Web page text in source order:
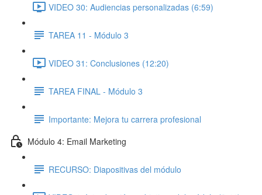
VIDEO 30: Audiencias personalizadas (6:59)
TAREA 11 - Módulo 3
VIDEO 31: Conclusiones (12:20)
TAREA FINAL - Módulo 3
Importante: Mejora tu carrera profesional
Módulo 4: Email Marketing
RECURSO: Diapositivas del módulo